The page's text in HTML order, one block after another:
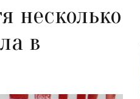
несколько
в